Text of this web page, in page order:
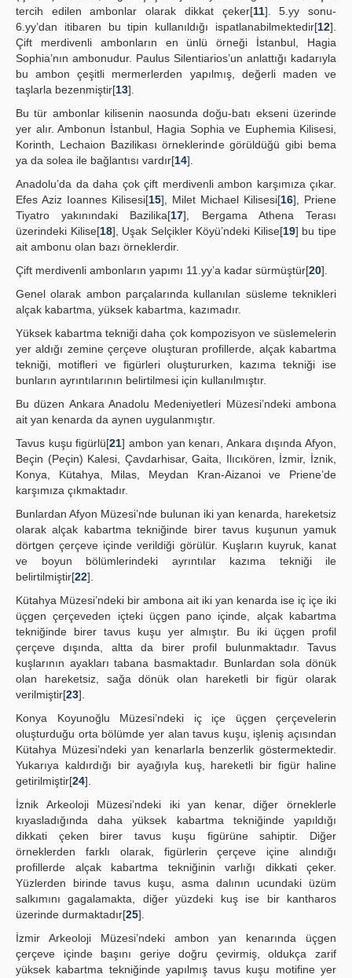
tercih edilen ambonlar olarak dikkat çeker[11]. 5.yy sonu-
6.yy’dan itibaren bu tipin kullanıldığı ispatlanabilmektedir[12].
Çift merdivenli ambonların en ünlü örneği İstanbul, Hagia
Sophia’nın ambonudur. Paulus Silentiarios’un anlattığı kadarıyla
bu ambon çeşitli mermerlerden yapılmış, değerli maden ve
taşlarla bezenmiştir[13].
Bu tür ambonlar kilisenin naosunda doğu-batı ekseni üzerinde
yer alır. Ambonun İstanbul, Hagia Sophia ve Euphemia Kilisesi,
Korinth, Lechaion Bazilikası örneklerinde görüldüğü gibi bema
ya da solea ile bağlantısı vardır[14].
Anadolu’da da daha çok çift merdivenli ambon karşımıza çıkar.
Efes Aziz Ioannes Kilisesi[15], Milet Michael Kilisesi[16], Priene
Tiyatro yakınındaki Bazilika[17], Bergama Athena Terası
üzerindeki Kilise[18], Uşak Selçikler Köyü’ndeki Kilise[19] bu tipe
ait ambonu olan bazı örneklerdir.
Çift merdivenli ambonların yapımı 11.yy’a kadar sürmüştür[20].
Genel olarak ambon parçalarında kullanılan süsleme teknikleri
alçak kabartma, yüksek kabartma, kazımadır.
Yüksek kabartma tekniği daha çok kompozisyon ve süslemelerin
yer aldığı zemine çerçeve oluşturan profillerde, alçak kabartma
tekniği, motifleri ve figürleri oluştururken, kazıma tekniği ise
bunların ayrıntılarının belirtilmesi için kullanılmıştır.
Bu düzen Ankara Anadolu Medeniyetleri Müzesi’ndeki ambona
ait yan kenarda da aynen uygulanmıştır.
Tavus kuşu figürlü[21] ambon yan kenarı, Ankara dışında Afyon,
Beçin (Peçin) Kalesi, Çavdarhisar, Gaita, Ilıcıkören, İzmir, İznik,
Konya, Kütahya, Milas, Meydan Kran-Aizanoi ve Priene’de
karşımıza çıkmaktadır.
Bunlardan Afyon Müzesi’nde bulunan iki yan kenarda, hareketsiz
olarak alçak kabartma tekniğinde birer tavus kuşunun yamuk
dörtgen çerçeve içinde verildiği görülür. Kuşların kuyruk, kanat
ve boyun bölümlerindeki ayrıntılar kazıma tekniği ile
belirtilmiştir[22].
Kütahya Müzesi’ndeki bir ambona ait iki yan kenarda ise iç içe iki
üçgen çerçeveden içteki üçgen pano içinde, alçak kabartma
tekniğinde birer tavus kuşu yer almıştır. Bu iki üçgen profil
çerçeve dışında, altta da birer profil bulunmaktadır. Tavus
kuşlarının ayakları tabana basmaktadır. Bunlardan sola dönük
olan hareketsiz, sağa dönük olan hareketli bir figür olarak
verilmiştir[23].
Konya Koyunoğlu Müzesi’ndeki iç içe üçgen çerçevelerin
oluşturduğu orta bölümde yer alan tavus kuşu, işleniş açısından
Kütahya Müzesi’ndeki yan kenarlarla benzerlik göstermektedir.
Yukarıya kaldırdığı bir ayağıyla kuş, hareketli bir figür haline
getirilmiştir[24].
İznik Arkeoloji Müzesi’ndeki iki yan kenar, diğer örneklerle
kıyasladığında daha yüksek kabartma tekniğinde yapıldığı
dikkati çeken birer tavus kuşu figürüne sahiptir. Diğer
örneklerden farklı olarak, figürlerin çerçeve içine alındığı
profillerde alçak kabartma tekniğinin varlığı dikkati çeker.
Yüzlerden birinde tavus kuşu, asma dalının ucundaki üzüm
salkımını gagalamakta, diğer yüzdeki kuş ise bir kantharos
üzerinde durmaktadır[25].
İzmir Arkeoloji Müzesi’ndeki ambon yan kenarında üçgen
çerçeve içinde başını geriye doğru çevirmiş, oldukça zarif
yüksek kabartma tekniğinde yapılmış tavus kuşu motifine yer